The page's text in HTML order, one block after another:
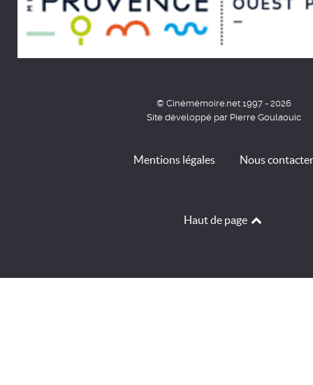
© Cinémémoire.net 1997 - 2026
Site développé par Pierre Goulaouic
Mentions légales Nous contacter
Haut de page